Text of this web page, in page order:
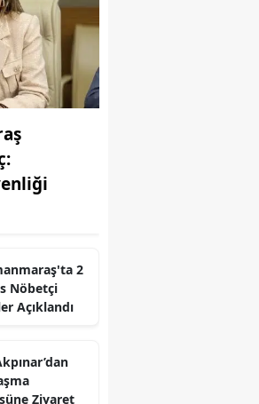
2
Nöbetçi
Açıklandı
Ziyaret